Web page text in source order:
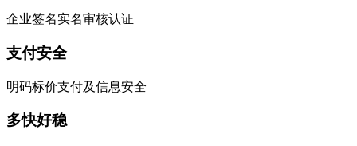
企业签名实名审核认证
支付安全
明码标价支付及信息安全
多快好稳